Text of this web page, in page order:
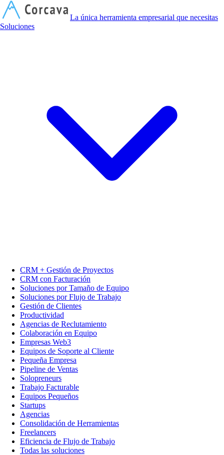
La única herramienta empresarial que necesitas
Soluciones
CRM + Gestión de Proyectos
CRM con Facturación
Soluciones por Tamaño de Equipo
Soluciones por Flujo de Trabajo
Gestión de Clientes
Productividad
Agencias de Reclutamiento
Colaboración en Equipo
Empresas Web3
Equipos de Soporte al Cliente
Pequeña Empresa
Pipeline de Ventas
Solopreneurs
Trabajo Facturable
Equipos Pequeños
Startups
Agencias
Consolidación de Herramientas
Freelancers
Eficiencia de Flujo de Trabajo
Todas las soluciones